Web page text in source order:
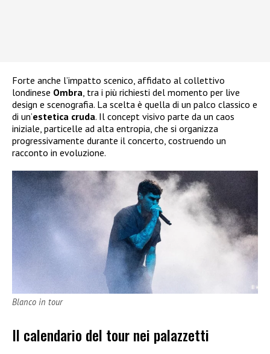
Forte anche l’impatto scenico, affidato al collettivo
londinese Ombra , tra i più richiesti del momento per live
design e scenografia. La scelta è quella di un palco classico e
di un’estetica cruda. Il concept visivo parte da un caos
iniziale, particelle ad alta entropia, che si organizza
progressivamente durante il concerto, costruendo un
racconto in evoluzione.
Blanco in tour
Il calendario del tour nei palazzetti